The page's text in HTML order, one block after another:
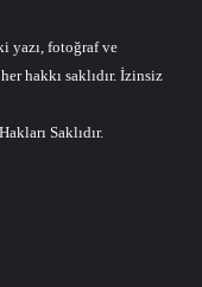
yazı, fotoğraf ve
hakkı saklıdır. İzinsiz
Saklıdır.